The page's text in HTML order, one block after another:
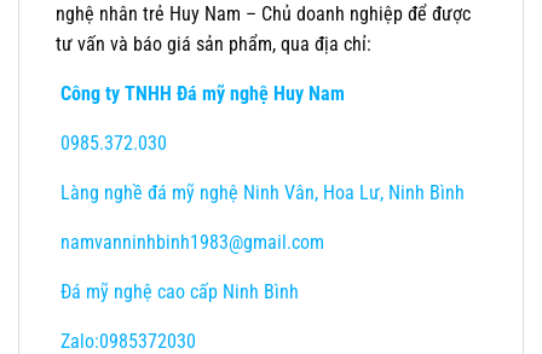
nghệ nhân trẻ Huy Nam – Chủ doanh nghiệp để được
tư vấn và báo giá sản phẩm, qua địa chỉ:
Công ty TNHH Đá mỹ nghệ Huy Nam
0985.372.030
Làng nghề đá mỹ nghệ Ninh Vân, Hoa Lư, Ninh Bình
namvanninhbinh1983@gmail.com
Đá mỹ nghệ cao cấp Ninh Bình
Zalo:0985372030